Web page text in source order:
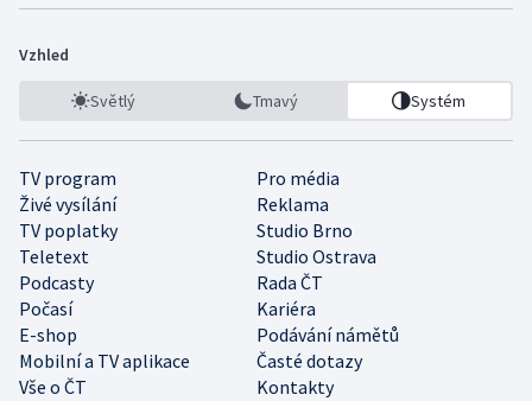
Vzhled
Světlý Tmavý Systém
TV program
Pro média
Živé vysílání
Reklama
TV poplatky
Studio Brno
Teletext
Studio Ostrava
Podcasty
Rada ČT
Počasí
Kariéra
E-shop
Podávání námětů
Mobilní a TV aplikace
Časté dotazy
Vše o ČT
Kontakty